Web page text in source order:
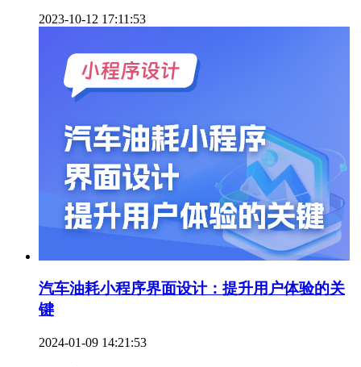
2023-10-12 17:11:53
汽车油耗小程序界面设计：提升用户体验的关
键
2024-01-09 14:21:53